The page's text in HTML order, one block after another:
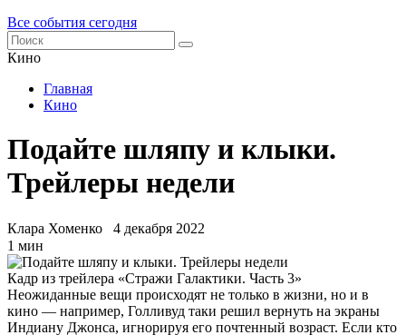
Все события сегодня
Кино
Главная
Кино
Подайте шляпу и клыки.
Трейлеры недели
Клара Хоменко
4 декабря 2022
1 мин
Кадр из трейлера «Стражи Галактики. Часть 3»
Неожиданные вещи происходят не только в жизни, но и в
кино — например, Голливуд таки решил вернуть на экраны
Индиану Джонса, игнорируя его почтенный возраст. Если кто